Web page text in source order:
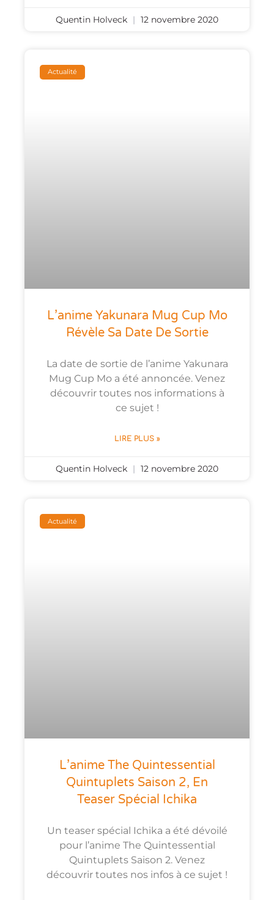
Quentin Holveck 12 novembre 2020
Actualité
L’anime Yakunara Mug Cup Mo
Révèle Sa Date De Sortie
La date de sortie de l’anime Yakunara
Mug Cup Mo a été annoncée. Venez
découvrir toutes nos informations à
ce sujet !
LIRE PLUS »
Quentin Holveck 12 novembre 2020
Actualité
L’anime The Quintessential
Quintuplets Saison 2, En
Teaser Spécial Ichika
Un teaser spécial Ichika a été dévoilé
pour l’anime The Quintessential
Quintuplets Saison 2. Venez
découvrir toutes nos infos à ce sujet !